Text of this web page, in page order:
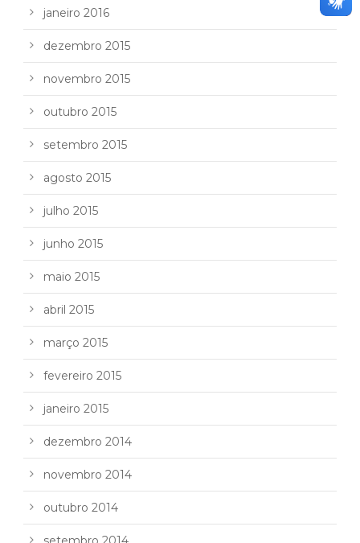
janeiro 2016
dezembro 2015
novembro 2015
outubro 2015
setembro 2015
agosto 2015
julho 2015
junho 2015
maio 2015
abril 2015
março 2015
fevereiro 2015
janeiro 2015
dezembro 2014
novembro 2014
outubro 2014